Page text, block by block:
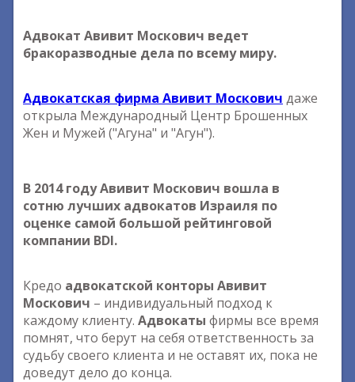
Адвокат Авивит Москович ведет
бракоразводные дела по всему миру.
Адвокатская фирма Авивит Москович даже
открыла Международный Центр Брошенных
Жен и Мужей ("Агуна" и "Агун").
В 2014 году Авивит Москович вошла в
сотню лучших адвокатов Израиля по
оценке самой большой рейтинговой
компании BDI.
Кредо адвокатской конторы Авивит
Москович – индивидуальный подход к
каждому клиенту. Адвокаты фирмы все время
помнят, что берут на себя ответственность за
судьбу своего клиента и не оставят их, пока не
доведут дело до конца.